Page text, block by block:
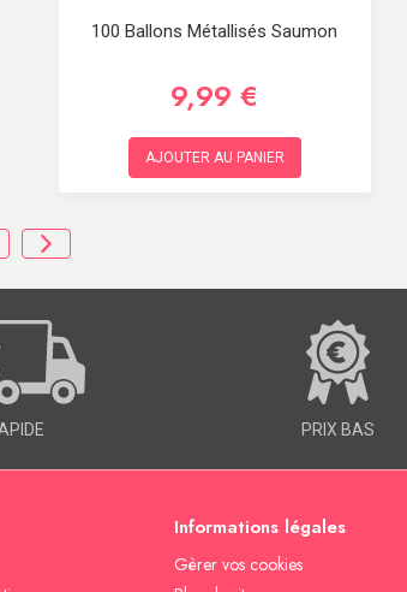
100 Ballons Métallisés Saumon
9,99 €
AJOUTER AU PANIER
PRIX BAS
Informations légales
Gèrer vos cookies